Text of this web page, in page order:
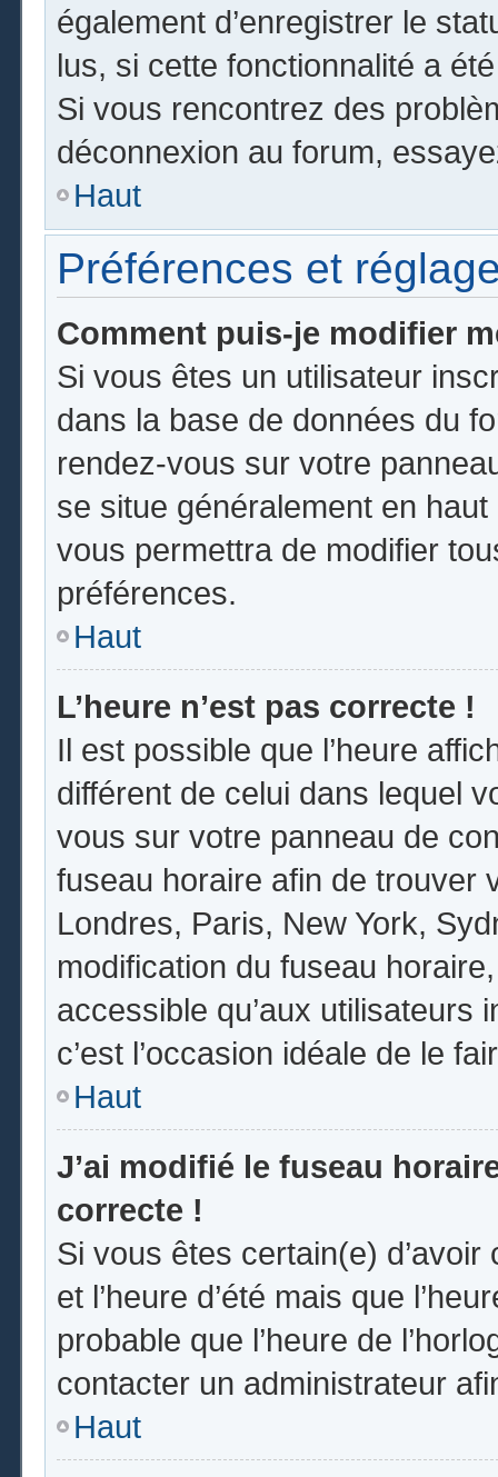
également d’enregistrer le
lus, si cette fonctionnalité a
Si vous rencontrez des
déconnexion au forum,
Haut
Préférences et
Comment puis-je modifier
Si vous êtes un utilisateur
dans la base de données du
rendez-vous sur votre
se situe généralement en
vous permettra de modifier
préférences.
Haut
L’heure n’est pas correcte !
Il est possible que l’heure
différent de celui dans lequel
vous sur votre panneau de
fuseau horaire afin de trouver
Londres, Paris, New York,
modification du fuseau
accessible qu’aux utilisateurs
c’est l’occasion idéale de le
Haut
J’ai modifié le fuseau
correcte !
Si vous êtes certain(e)
et l’heure d’été mais que
probable que l’heure de
contacter un administrateur
Haut